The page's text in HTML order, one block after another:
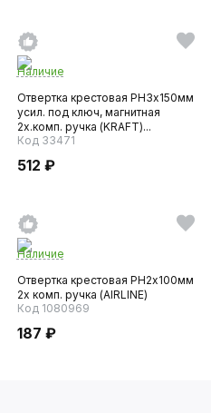
Наличие
Отвертка крестовая PH3х150мм
усил. под ключ, магнитная
2х.комп. ручка (KRAFT)...
Код 33471
512 ₽
Наличие
Отвертка крестовая PH2х100мм
2х комп. ручка (AIRLINE)
Код 1080969
187 ₽